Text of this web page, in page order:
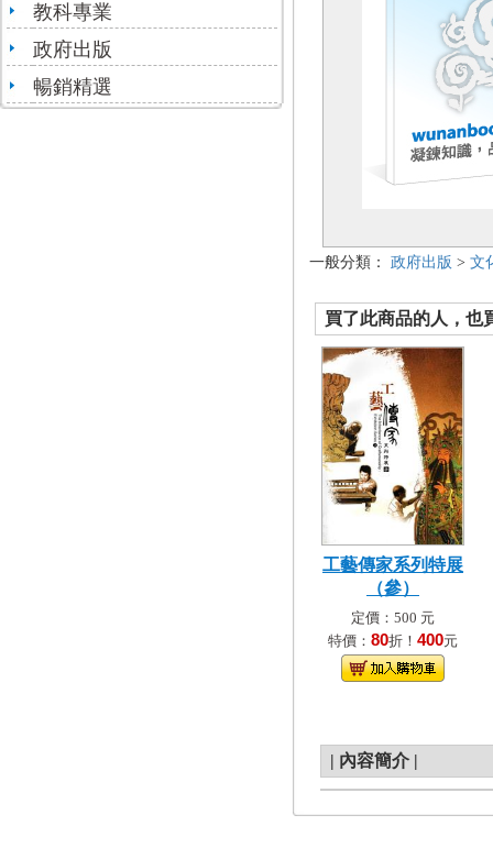
教科專業
政府出版
暢銷精選
一般分類： 政府出版 > 文
買了此商品的人，也
工藝傳家系列特展
（參）
定價：500 元
特價： 80折！ 400元
| 內容簡介 |